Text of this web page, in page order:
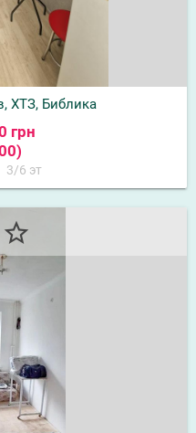
ХТЗ, Библика
грн
3/6 эт
star_border